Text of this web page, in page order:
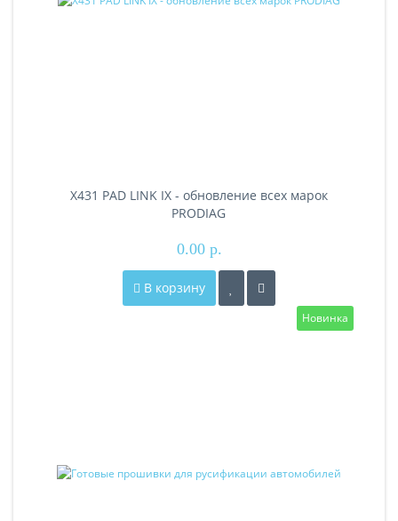
X431 PAD LINK IX - обновление всех марок
PRODIAG
0.00 р.
В корзину
Новинка